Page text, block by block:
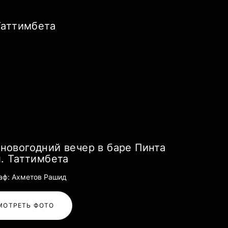
вечер в баре Пинта
Таттимбета
Ахметов Рашид
ФОТО